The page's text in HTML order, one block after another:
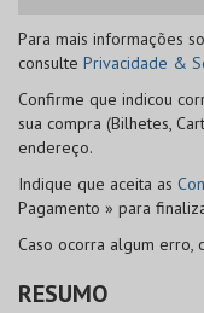
Para mais informações
consulte Privacidade &
Confirme que indicou
sua compra (Bilhetes,
endereço.
Indique que aceita as
Pagamento » para
Caso ocorra algum erro,
RESUMO